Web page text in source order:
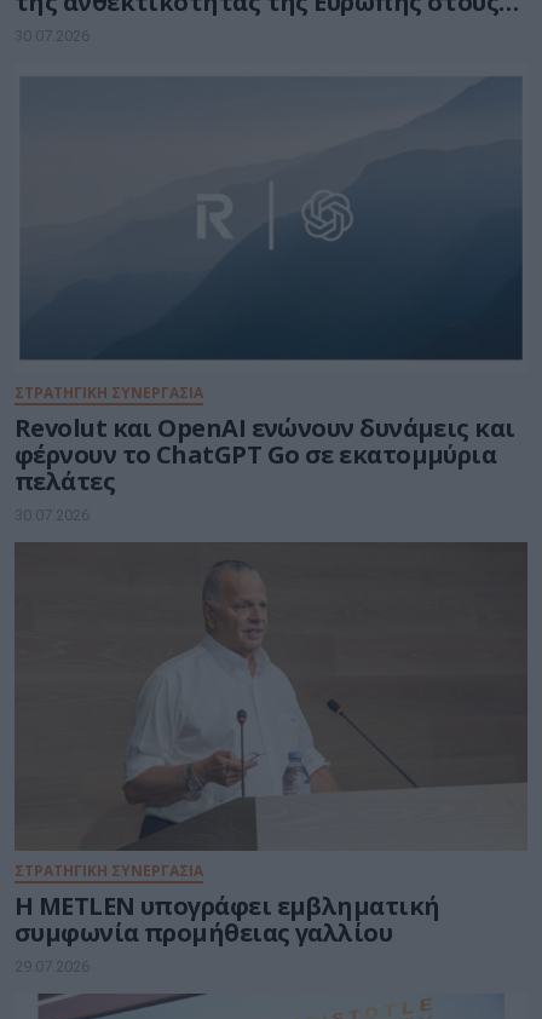
τομείς κυβερνοασφάλειας και ενέργειας
30.07.2026
ΣΤΡΑΤΗΓΙΚΗ ΣΥΝΕΡΓΑΣΙΑ
Revolut και OpenAI ενώνουν δυνάμεις και
φέρνουν το ChatGPT Go σε εκατομμύρια
πελάτες
30.07.2026
ΣΤΡΑΤΗΓΙΚΗ ΣΥΝΕΡΓΑΣΙΑ
Η METLEN υπογράφει εμβληματική
συμφωνία προμήθειας γαλλίου
29.07.2026